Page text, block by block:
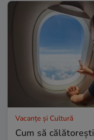
Vacanțe și Cultură
Cum să